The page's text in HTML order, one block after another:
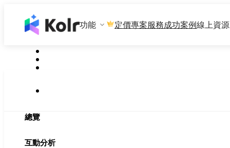
功能 定價專案服務成功案例線上資源
總覽
互動分析